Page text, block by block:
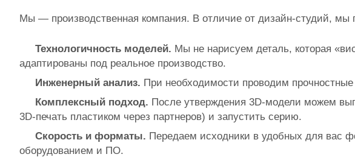
Мы — производственная компания. В отличие от дизайн‑студий,
Технологичность моделей. Мы не нарисуем деталь, которая
адаптированы под реальное производство.
Инженерный анализ. При необходимости проводим
Комплексный подход. После утверждения 3D‑модели можем
3D‑печать пластиком через партнеров) и запустить серию.
Скорость и форматы. Передаем исходники в удобных для вас
оборудованием и ПО.